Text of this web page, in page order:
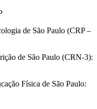
de São Paulo (CRP –
de São Paulo (CRN-3):
Física de São Paulo: